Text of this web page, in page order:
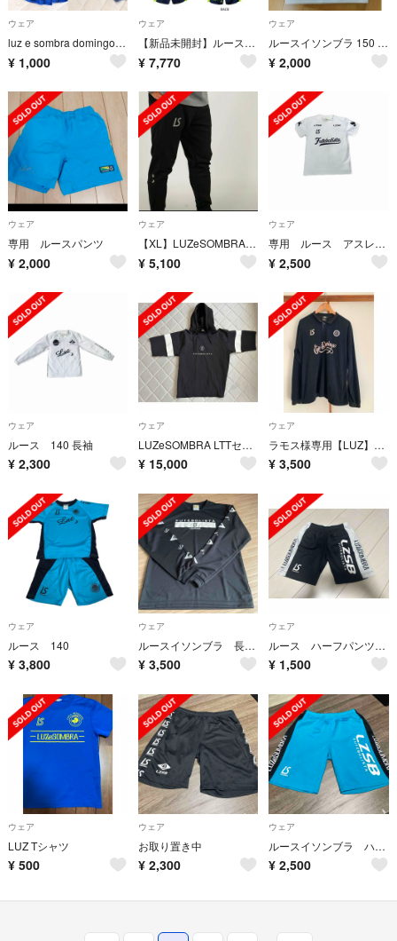
ウェア
luz e sombra domingo シャツ パンツ
¥ 1,000
ウェア
【新品未開封】ルースイソンブラ サイズM 上下セット プラクティスシャツ&プラク
¥ 7,770
ウェア
ルースイソンブラ 150 プラシャツ 白
¥ 2,000
ウェア
専用 ルースパンツ
¥ 2,000
ウェア
【XL】LUZeSOMBRA スリムフィットパンツ
¥ 5,100
ウェア
専用 ルース アスレタ セット
¥ 2,500
ウェア
ルース 140 長袖
¥ 2,300
ウェア
LUZeSOMBRA LTTセットアップ
¥ 15,000
ウェア
ラモス様専用【LUZ】LTTトレーニングウェア 長袖 ブラック XL size
¥ 3,500
ウェア
ルース 140
¥ 3,800
ウェア
ルースイソンブラ 長袖
¥ 3,500
ウェア
ルース ハーフパンツ 140
¥ 1,500
ウェア
LUZ Tシャツ
¥ 500
ウェア
お取り置き中
¥ 2,300
ウェア
ルースイソンブラ ハーフパンツ 160
¥ 2,500